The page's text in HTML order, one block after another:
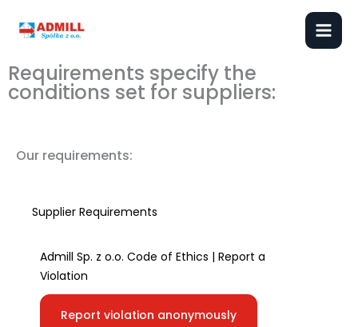
Requirements specify the
conditions set for suppliers:
Our requirements:
Supplier Requirements
Admill Sp. z o.o. Code of Ethics | Report a
Violation
Report violation anonymously